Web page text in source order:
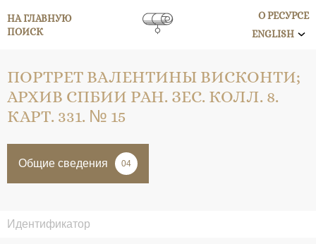
НА ГЛАВНУЮ
ПОИСК
О РЕСУРСЕ
ENGLISH
ПОРТРЕТ ВАЛЕНТИНЫ ВИСКОНТИ;
АРХИВ СПБИИ РАН. ЗЕС. КОЛЛ. 8.
КАРТ. 331. № 15
Общие сведения 04
Идентификатор